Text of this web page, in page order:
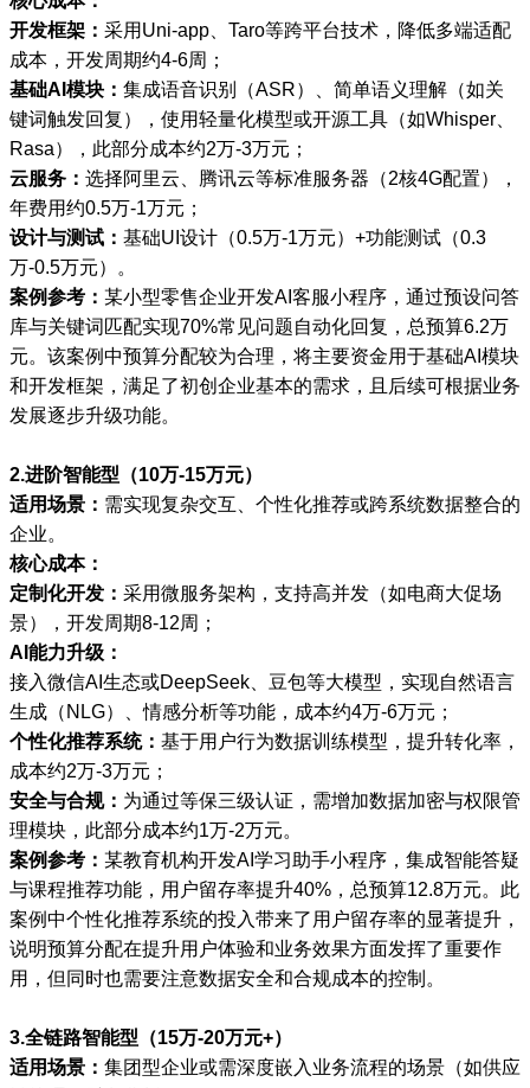
开发框架： 采用Uni-app、Taro等跨平台技术，降低多端适配
成本，开发周期约4-6周；
基础AI模块： 集成语音识别（ASR）、简单语义理解（如关
键词触发回复），使用轻量化模型或开源工具（如Whisper、
Rasa），此部分成本约2万-3万元；
云服务： 选择阿里云、腾讯云等标准服务器（2核4G配置），
年费用约0.5万-1万元；
设计与测试： 基础UI设计（0.5万-1万元）+功能测试（0.3
万-0.5万元）。
案例参考： 某小型零售企业开发AI客服小程序，通过预设问答
库与关键词匹配实现70%常见问题自动化回复，总预算6.2万
元。该案例中预算分配较为合理，将主要资金用于基础AI模块
和开发框架，满足了初创企业基本的需求，且后续可根据业务
发展逐步升级功能。
2.进阶智能型（10万-15万元）
适用场景： 需实现复杂交互、个性化推荐或跨系统数据整合的
企业。
核心成本：
定制化开发： 采用微服务架构，支持高并发（如电商大促场
景），开发周期8-12周；
AI能力升级：
接入微信AI生态或DeepSeek、豆包等大模型，实现自然语言
生成（NLG）、情感分析等功能，成本约4万-6万元；
个性化推荐系统： 基于用户行为数据训练模型，提升转化率，
成本约2万-3万元；
安全与合规： 为通过等保三级认证，需增加数据加密与权限管
理模块，此部分成本约1万-2万元。
案例参考： 某教育机构开发AI学习助手小程序，集成智能答疑
与课程推荐功能，用户留存率提升40%，总预算12.8万元。此
案例中个性化推荐系统的投入带来了用户留存率的显著提升，
说明预算分配在提升用户体验和业务效果方面发挥了重要作
用，但同时也需要注意数据安全和合规成本的控制。
3.全链路智能型（15万-20万元+）
适用场景： 集团型企业或需深度嵌入业务流程的场景（如供应